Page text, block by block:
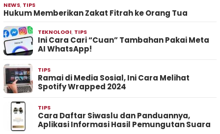
NEWS, TIPS
Hukum Memberikan Zakat Fitrah ke Orang Tua
TEKNOLOGI, TIPS
Ini Cara Cari “Cuan” Tambahan Pakai Meta
AI WhatsApp!
TIPS
Ramai di Media Sosial, Ini Cara Melihat
Spotify Wrapped 2024
TIPS
Cara Daftar Siwaslu dan Panduannya,
Aplikasi Informasi Hasil Pemungutan Suara